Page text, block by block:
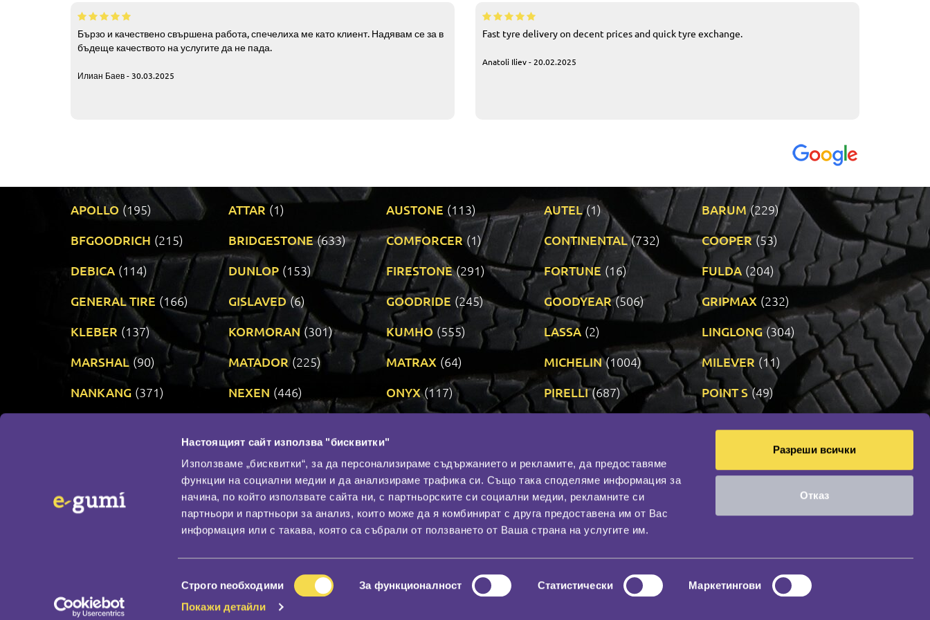
Настоящият сайт използва "бисквитки"
Използваме „бисквитки“, за да персонализираме съдържанието и рекламите, да предоставяме
функции на социални медии и да анализираме трафика си. Също така споделяме информация за
начина, по който използвате сайта ни, с партньорските си социални медии, рекламните си
партньори и партньори за анализ, които може да я комбинират с друга предоставена им от Вас
информация или с такава, която са събрали от ползването от Ваша страна на услугите им.
на
съгласие
Строго nеобходими За функционалност Статистически
Маркетингови
Покажи детайли
Разреши всички
Отказ
Бързо и качествено свършена работа, спечелиха ме като клиент. Надявам се за в
бъдеще качеството на услугите да не пада.
Илиан Баев - 30.03.2025
Fast tyre delivery on decent prices and quick tyre exchange.
Anatoli Iliev - 20.02.2025
APOLLO (195) ATTAR (1) AUSTONE (113) AUTEL (1) BARUM (229)
BFGOODRICH (215) BRIDGESTONE (633) COMFORCER (1) CONTINENTAL (732) COOPER (53)
DEBICA (114) DUNLOP (153) FIRESTONE (291) FORTUNE (16) FULDA (204)
GENERAL TIRE (166) GISLAVED (6) GOODRIDE (245) GOODYEAR (506) GRIPMAX (232)
KLEBER (137) KORMORAN (301) KUMHO (555) LASSA (2) LINGLONG (304)
MARSHAL (90) MATADOR (225) MATRAX (64) MICHELIN (1004) MILEVER (11)
NANKANG (371) NEXEN (446) ONYX (117) PIRELLI (687) POINT S (49)
VREDESTEIN (467)
По бранд
Промотирани гуми
Доставка и плащане
Политика за поверителност
Контакти
За нас
Гаранция
Социална мрежа
НАШИЯТ БЛОГ